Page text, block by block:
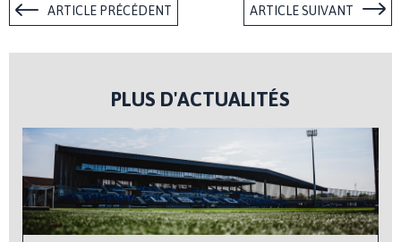
ARTICLE PRÉCÉDENT ARTICLE SUIVANT
PLUS D'ACTUALITÉS